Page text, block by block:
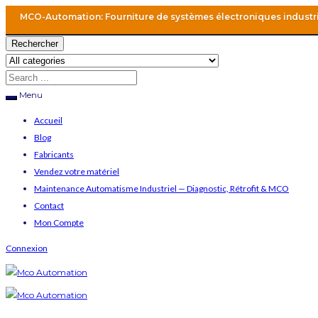
MCO-Automation: Fourniture de systèmes électroniques
Rechercher
Menu
Accueil
Blog
Fabricants
Vendez votre matériel
Maintenance Automatisme Industriel — Diagnostic, Rétrofit & MCO
Contact
Mon Compte
Connexion